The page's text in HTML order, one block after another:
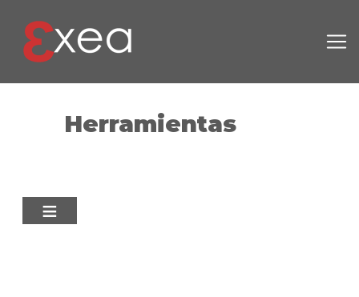
Pasar al contenido principal
Herramientas